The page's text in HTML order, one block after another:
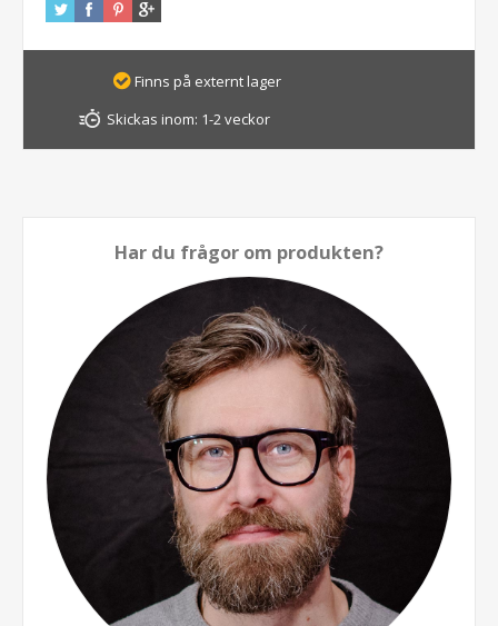
Finns på externt lager
Skickas inom: 1-2 veckor
Har du frågor om produkten?